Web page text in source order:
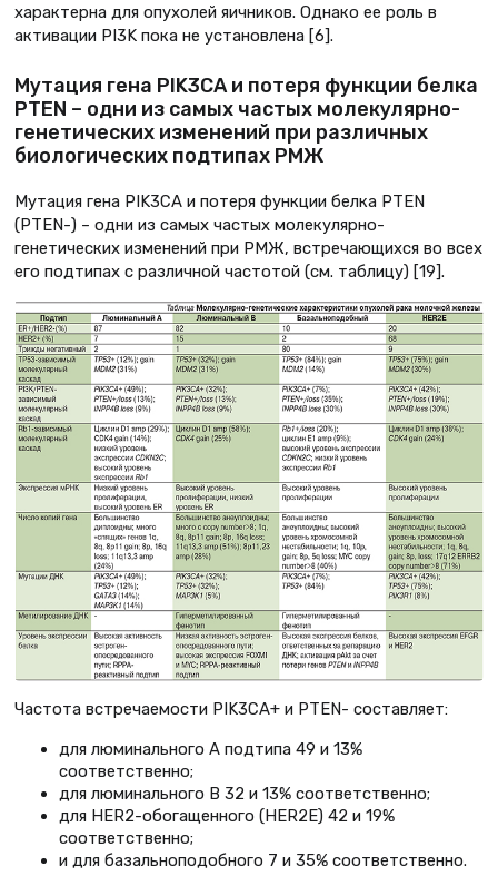
характерна для опухолей яичников. Однако ее роль в
активации PI3K пока не установлена [6].
Мутация гена PIK3CA и потеря функции белка
PTEN – одни из самых частых молекулярно-
генетических изменений при различных
биологических подтипах РМЖ
Мутация гена PIK3CA и потеря функции белка PTEN
(PTEN-) – одни из самых частых молекулярно-
генетических изменений при РМЖ, встречающихся во всех
его подтипах с различной частотой (см. таблицу) [19].
Частота встречаемости PIK3CA+ и PTEN- составляет:
для люминального А подтипа 49 и 13%
соответственно;
для люминального B 32 и 13% соответственно;
для HER2-обогащенного (HER2E) 42 и 19%
соответственно;
и для базальноподобного 7 и 35% соответственно.